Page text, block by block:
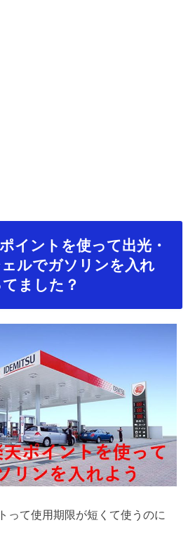
イントを使って出光・
ルでガソリンを入れ
ました？
って使用期限が短くて使うのに